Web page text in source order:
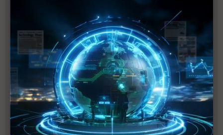
北美貿易陷十字路口 加中EV協議暗添堵USMCA談
判？
觀察：從川習會隨團美企名單 看川普外交口袋裡的
「務實交易」
加拿大鬆綁中國電動車關稅 吉利Lotus率先出航、
Tesla疑「偷樑換柱」搶先降價
川普關稅違法啟動退款 已核發355億美元